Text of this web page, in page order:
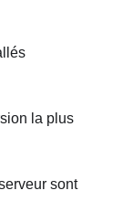
la plus
sont